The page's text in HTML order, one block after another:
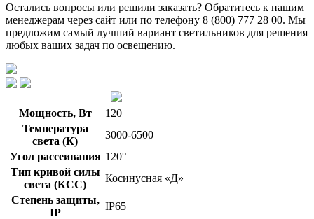
Остались вопросы или решили заказать? Обратитесь к нашим
менеджерам через сайт или по телефону 8 (800) 777 28 00. Мы
предложим самый лучший вариант светильников для решения
любых ваших задач по освещению.
Мощность, Вт
120
Температура
света (К)
3000-6500
Угол рассеивания 120°
Тип кривой силы
света (КСС)
Косинусная «Д»
Степень защиты,
IP
IP65